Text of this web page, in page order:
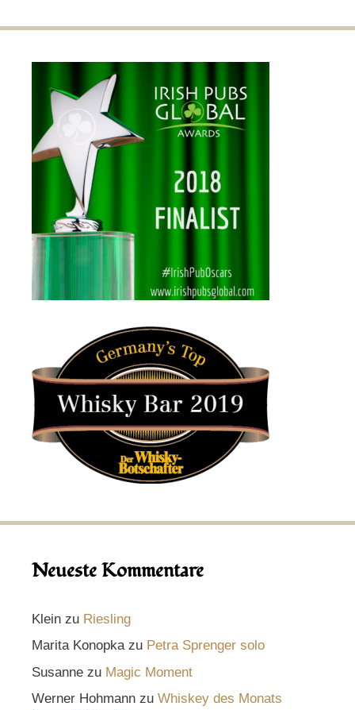
Neueste Kommentare
Klein zu Riesling
Marita Konopkazu Petra Sprenger solo
Susanne zu Magic Moment
Werner Hohmann zu Whiskey des Monats